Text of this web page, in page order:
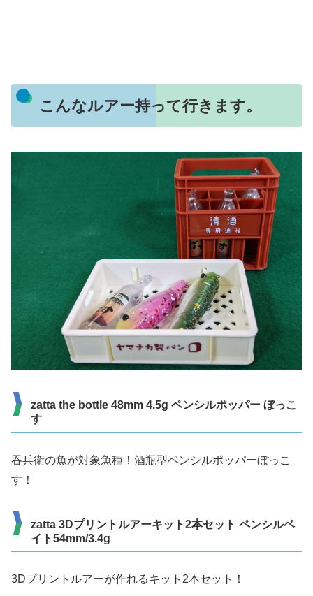
こんなルアー持って行きます。
zatta the bottle 48mm 4.5g ペンシルポッパー ぼっこ
す
吞兵衛の魚が対象魚種！酒瓶型ペンシルポッパーぼっこ
す！
zatta 3Dプリントルアーキット2本セット ペンシルベ
イト54mm/3.4g
3Dプリントルアーが作れるキット2本セット！